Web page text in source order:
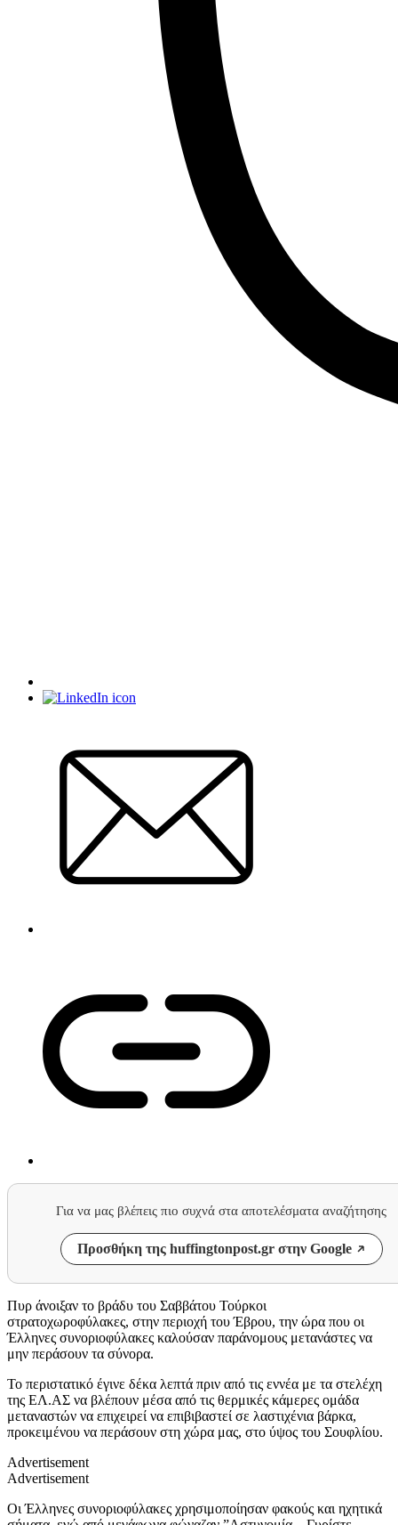
Για να μας βλέπεις πιο συχνά στα αποτελέσματα αναζήτησης
Προσθήκη της huffingtonpost.gr στην Google
Πυρ άνοιξαν το βράδυ του Σαββάτου Τούρκοι
στρατοχωροφύλακες, στην περιοχή του Έβρου, την ώρα που οι
Έλληνες συνοριοφύλακες καλούσαν παράνομους μετανάστες να
μην περάσουν τα σύνορα.
Το περιστατικό έγινε δέκα λεπτά πριν από τις εννέα με τα στελέχη
της ΕΛ.ΑΣ να βλέπουν μέσα από τις θερμικές κάμερες ομάδα
μεταναστών να επιχειρεί να επιβιβαστεί σε λαστιχένια βάρκα,
προκειμένου να περάσουν στη χώρα μας, στο ύψος του Σουφλίου.
Advertisement
Advertisement
Οι Έλληνες συνοριοφύλακες χρησιμοποίησαν φακούς και ηχητικά